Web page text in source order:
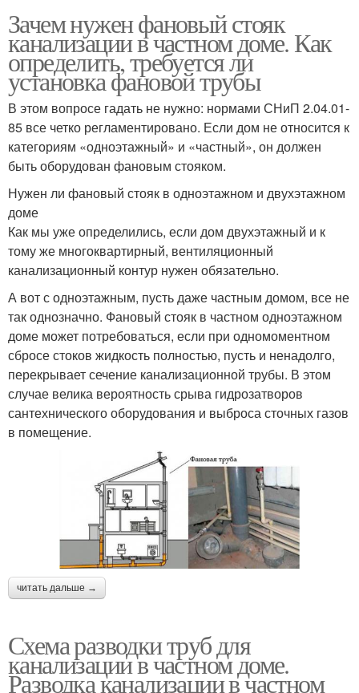
Зачем нужен фановый стояк
канализации в частном доме. Как
определить, требуется ли
установка фановой трубы
В этом вопросе гадать не нужно: нормами СНиП 2.04.01-
85 все четко регламентировано. Если дом не относится к
категориям «одноэтажный» и «частный», он должен
быть оборудован фановым стояком.
Нужен ли фановый стояк в одноэтажном и двухэтажном
доме
Как мы уже определились, если дом двухэтажный и к
тому же многоквартирный, вентиляционный
канализационный контур нужен обязательно.
А вот с одноэтажным, пусть даже частным домом, все не
так однозначно. Фановый стояк в частном одноэтажном
доме может потребоваться, если при одномоментном
сбросе стоков жидкость полностью, пусть и ненадолго,
перекрывает сечение канализационной трубы. В этом
случае велика вероятность срыва гидрозатворов
сантехнического оборудования и выброса сточных газов
в помещение.
читать дальше →
Схема разводки труб для
канализации в частном доме.
Разводка канализации в частном